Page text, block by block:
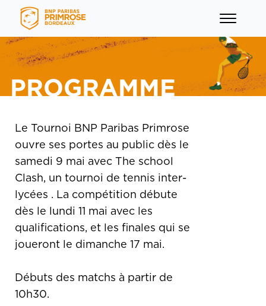
PROGRAMME
Le Tournoi BNP Paribas Primrose
ouvre ses portes au public dès le
samedi 9 mai avec The school
Clash, un tournoi de tennis inter-
lycées . La compétition débute
dès le lundi 11 mai avec les
qualifications, et les finales qui se
joueront le dimanche 17 mai.
Débuts des matchs à partir de
10h30.